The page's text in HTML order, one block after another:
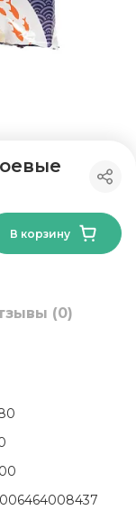
В корзину
(0)